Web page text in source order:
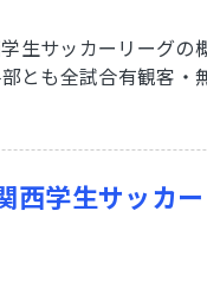
生サッカーリーグの
とも全試合有観客
西学生サッカ